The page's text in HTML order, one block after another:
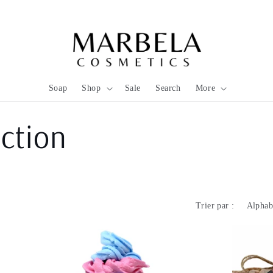
Soap Shop Sale Search More
Trier par :